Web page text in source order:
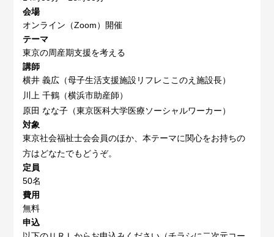
会場
オンライン（Zoom）開催
テーマ
東京の周産期支援を考える
講師
横井 義広（母子生活支援施設リフレここのえ施設長）
川上 千鶴（横浜市助産師）
原田 なな子（東京医科大学医療ソーシャルワーカー）
対象
東京社会福祉士会会員のほか、本テーマに関心をお持ちの
方はどなたでもどうぞ。
定員
50名
費用
無料
申込